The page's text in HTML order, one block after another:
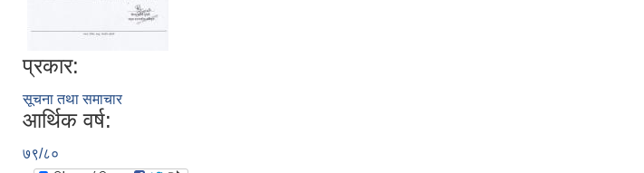
प्रकार:
सूचना तथा समाचार
आर्थिक वर्ष:
७९/८०